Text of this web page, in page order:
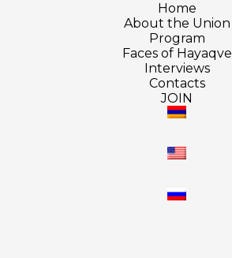
Home
About the Union
Program
Faces of Hayaqve
Interviews
Contacts
JOIN